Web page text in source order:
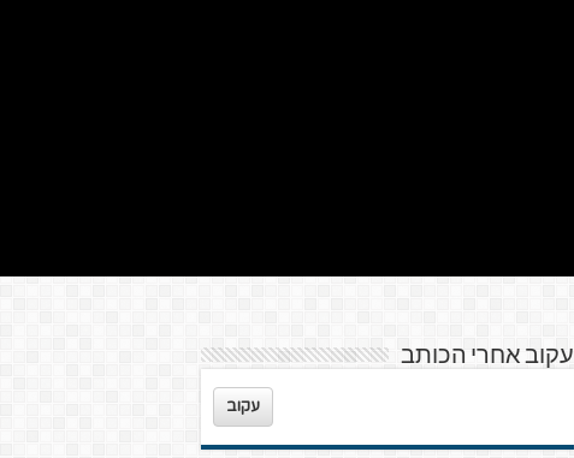
עקוב אחרי הכותב
עקוב